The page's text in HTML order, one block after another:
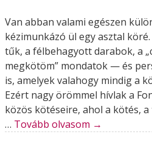
Van abban valami egészen
kézimunkázó ül egy asztal
tűk, a félbehagyott darabok, a
megkötöm” mondatok — és
is, amelyek valahogy mindig a
Ezért nagy örömmel hívlak a
közös kötéseire, ahol a kötés,
… Tovább olvasom →